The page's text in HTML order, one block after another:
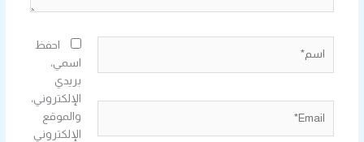
احفظ
اسمي،
بريدي
الإلكتروني،
والموقع
الإلكتروني